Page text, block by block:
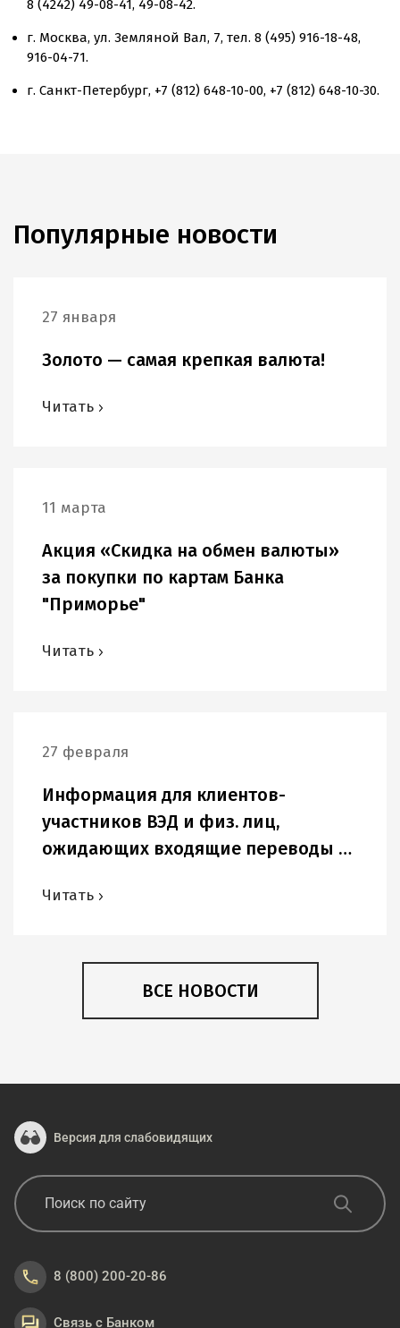
8 (4242) 49-08-41, 49-08-42.
г. Москва, ул. Земляной Вал, 7, тел. 8 (495) 916-18-48,
916-04-71.
г. Санкт-Петербург, +7 (812) 648-10-00, +7 (812) 648-10-30.
Популярные новости
27 января
Золото — самая крепкая валюта!
Читать
11 марта
Акция «Скидка на обмен валюты»
за покупки по картам Банка
"Приморье"
Читать
27 февраля
Информация для клиентов-
участников ВЭД и физ. лиц,
ожидающих входящие переводы в
Читать
ВСЕ НОВОСТИ
Версия для слабовидящих
8 (800) 200-20-86
Связь с Банком